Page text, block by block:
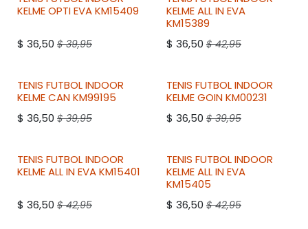
2DO A 50% DESCUENTO
KELMEOPTI EVA KM15409
$ 36,50 $39,95 2DO A 50% DESCUENTO
KELMEALL IN EVA
KM15389
$ 36,50 $42,95
2DO A 50% DESCUENTO
TENIS FUTBOL INDOOR
KELMECAN KM99195
$ 36,50 $39,95 2DO A 50% DESCUENTO
TENIS FUTBOL INDOOR
KELMEGOIN KM00231
$ 36,50 $39,95
2DO A 50% DESCUENTO
TENIS FUTBOL INDOOR
KELMEALL IN EVA KM15401
$ 36,50 $42,95 2DO A 50% DESCUENTO
TENIS FUTBOL INDOOR
KELMEALL IN EVA
KM15405
$ 36,50 $42,95